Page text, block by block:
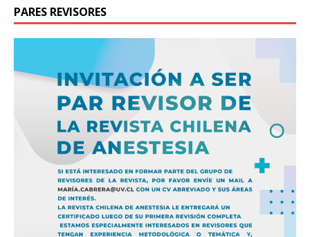
PARES REVISORES